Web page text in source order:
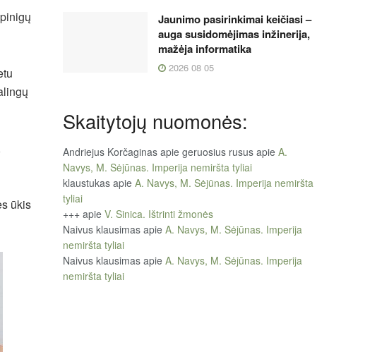
ūkis
Jaunimo pasirinkimai keičiasi –
auga susidomėjimas inžinerija,
mažėja informatika
2026 08 05
Skaitytojų nuomonės:
Andriejus Korčaginas apie geruosius rusus apie A.
Navys, M. Sėjūnas. Imperija nemiršta tyliai
klaustukas apie A. Navys, M. Sėjūnas. Imperija nemiršta
tyliai
+++ apie V. Sinica. Ištrinti žmonės
Naivus klausimas apie A. Navys, M. Sėjūnas. Imperija
nemiršta tyliai
Naivus klausimas apie A. Navys, M. Sėjūnas. Imperija
nemiršta tyliai